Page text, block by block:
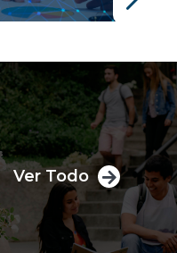
Ver Todo